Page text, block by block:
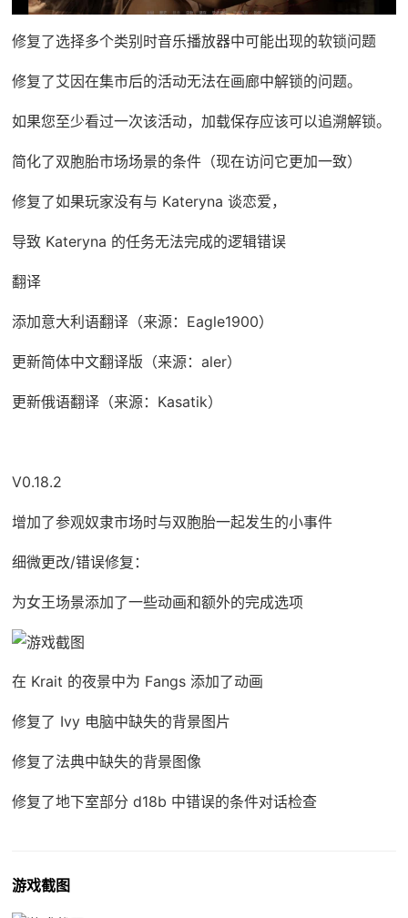
修复了选择多个类别时音乐播放器中可能出现的软锁问题
修复了艾因在集市后的活动无法在画廊中解锁的问题。
如果您至少看过一次该活动，加载保存应该可以追溯解锁。
简化了双胞胎市场场景的条件（现在访问它更加一致）
修复了如果玩家没有与 Kateryna 谈恋爱，
导致 Kateryna 的任务无法完成的逻辑错误
翻译
添加意大利语翻译（来源：Eagle1900）
更新简体中文翻译版（来源：aler）
更新俄语翻译（来源：Kasatik）
V0.18.2
增加了参观奴隶市场时与双胞胎一起发生的小事件
细微更改/错误修复：
为女王场景添加了一些动画和额外的完成选项
在 Krait 的夜景中为 Fangs 添加了动画
修复了 Ivy 电脑中缺失的背景图片
修复了法典中缺失的背景图像
修复了地下室部分 d18b 中错误的条件对话检查
游戏截图